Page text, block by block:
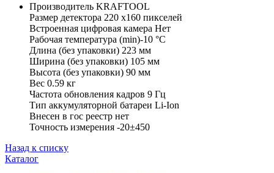
Производитель KRAFTOOL
Размер детектора 220 х160 пикселей
Встроенная цифровая камера Нет
Рабочая температура (min)-10 °С
Длина (без упаковки) 223 мм
Ширина (без упаковки) 105 мм
Высота (без упаковки) 90 мм
Вес 0.59 кг
Частота обновления кадров 9 Гц
Тип аккумуляторной батареи Li-Ion
Внесен в гос реестр нет
Точность измерения -20±450
Назад к списку
Каталог